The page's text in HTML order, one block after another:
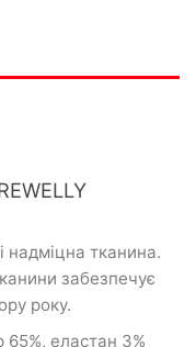
надміцна тканина.
забезпечує
року.
65%, еластан 3%